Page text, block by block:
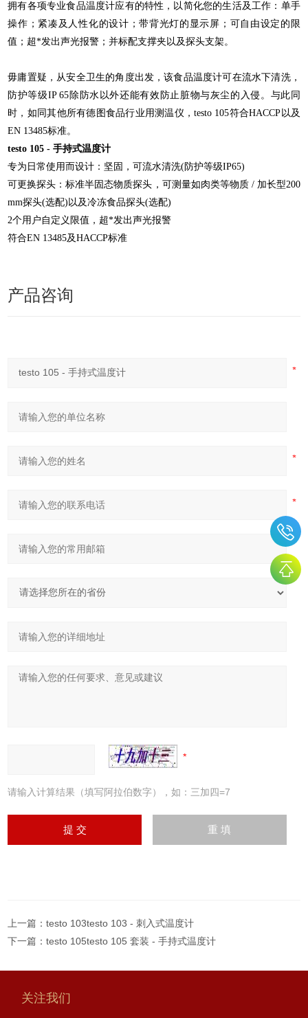
拥有各项专业食品温度计应有的特性，以简化您的生活及工作：单手
操作；紧凑及人性化的设计；带背光灯的显示屏；可自由设定的限
值；超*发出声光报警；并标配支撑夹以及探头支架。
毋庸置疑，从安全卫生的角度出发，该食品温度计可在流水下清洗，
防护等级IP 65除防水以外还能有效防止脏物与灰尘的入侵。与此同
时，如同其他所有德图食品行业用测温仪，testo 105符合HACCP以及
EN 13485标准。
testo 105 - 手持式温度计
专为日常使用而设计：坚固，可流水清洗(防护等级IP65)
可更换探头：标准半固态物质探头，可测量如肉类等物质 / 加长型200
mm探头(选配)以及冷冻食品探头(选配)
2个用户自定义限值，超*发出声光报警
符合EN 13485及HACCP标准
产品咨询
请输入计算结果（填写阿拉伯数字），如：三加四=7
上一篇：testo 103testo 103 - 刺入式温度计
下一篇：testo 105testo 105 套装 - 手持式温度计
关注我们